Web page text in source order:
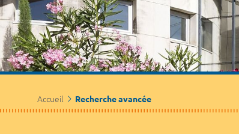
Accueil Recherche avancée